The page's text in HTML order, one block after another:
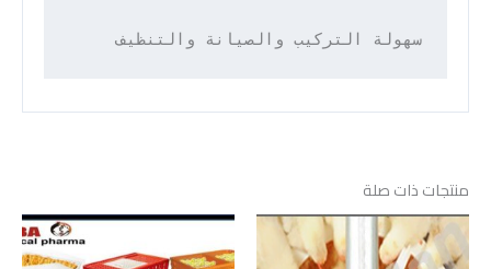
سهولة التركيب والصيانة والتنظيف
منتجات ذات صلة